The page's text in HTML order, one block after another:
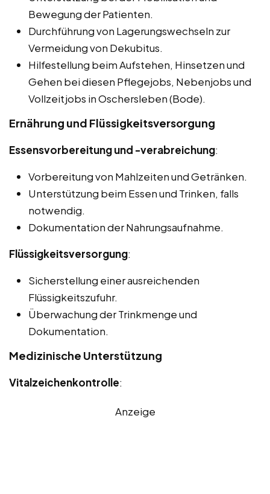
Bewegung der Patienten.
Durchführung von Lagerungswechseln zur
Vermeidung von Dekubitus.
Hilfestellung beim Aufstehen, Hinsetzen und
Gehen bei diesen Pflegejobs, Nebenjobs und
Vollzeitjobs in Oschersleben (Bode).
Ernährung und Flüssigkeitsversorgung
Essensvorbereitung und -verabreichung:
Vorbereitung von Mahlzeiten und Getränken.
Unterstützung beim Essen und Trinken, falls
notwendig.
Dokumentation der Nahrungsaufnahme.
Flüssigkeitsversorgung:
Sicherstellung einer ausreichenden
Flüssigkeitszufuhr.
Überwachung der Trinkmenge und
Dokumentation.
Medizinische Unterstützung
Vitalzeichenkontrolle:
Anzeige